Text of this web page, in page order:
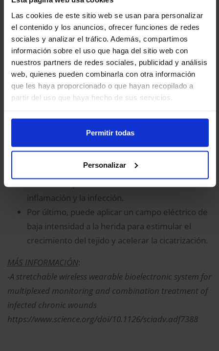
Las cookies de este sitio web se usan para personalizar
el contenido y los anuncios, ofrecer funciones de redes
sociales y analizar el tráfico. Además, compartimos
información sobre el uso que haga del sitio web con
nuestros partners de redes sociales, publicidad y análisis
web, quienes pueden combinarla con otra información
que les haya proporcionado o que hayan recopilado a
partir del uso que haya hecho de sus servicios.
Permitir todas
Personalizar
las úlceras diabéticas y las quemaduras pueden durar
mucho tiempo y causar enormes problemas al
paciente", dice Gao sobre la necesidad de la
tecnología que han desarrollado.
El vendaje tiene tres aplicaciones útiles:
Puede transmitir los datos recogidos de la
antibiótico u otro medicamento almacenado en
la venda directamente en el lugar de la herida,
inflamación y la infección.
Por último, puede aplicar un campo eléctrico de
baja intensidad a la herida para estimular el
crecimiento del tejido y acelerar la cicatrización.
MÁS INFORMACIÓN:
-A stretchable wireless wearable bioelectronic system for
multiplexed monitoring and combination treatment of
infected chronic wounds
https://www.science.org/doi/10.1126/sciadv.adf7388